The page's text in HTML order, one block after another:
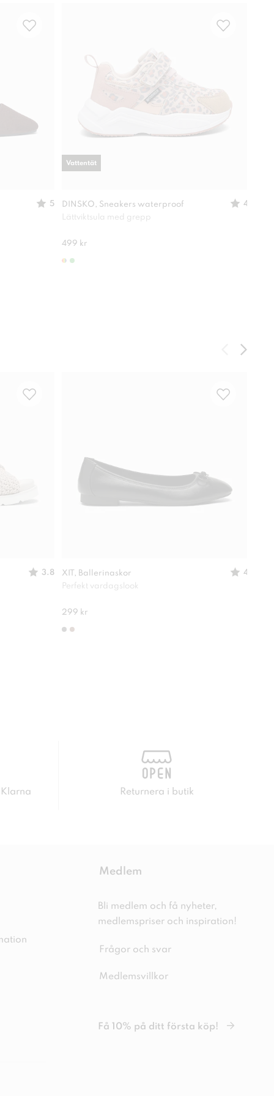
5
DINSKO, Sneakers waterproof
4
Lättviktsula med grepp
499 kr
Vattentät
3.8
XIT, Ballerinaskor
4
Perfekt vardagslook
299 kr
Returnera i butik
Medlem
Bli medlem och få nyheter,
medlemspriser och inspiration!
Frågor och svar
Medlemsvillkor
Få 10% på ditt första köp!